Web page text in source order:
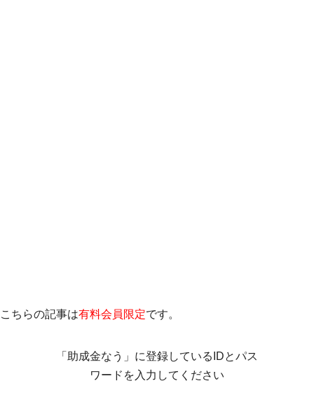
こちらの記事は有料会員限定です。
「助成金なう」に登録しているIDとパス
ワードを入力してください